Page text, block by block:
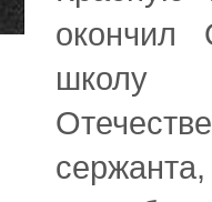
окончил
школу